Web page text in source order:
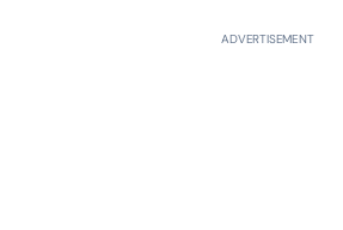
ADVERTISEMENT